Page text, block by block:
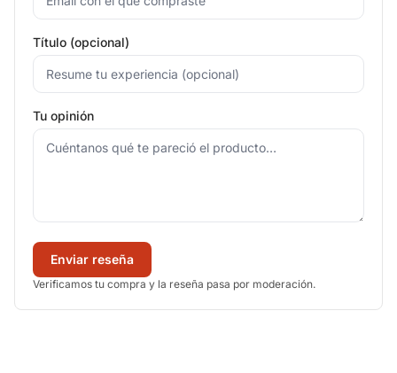
Título (opcional)
Tu opinión
Enviar reseña
Verificamos tu compra y la reseña pasa por moderación.